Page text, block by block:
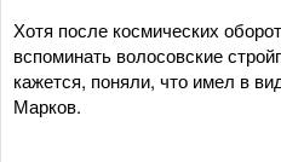
Хотя после космических
вспоминать волосовские
кажется, поняли, что имел в
Марков.